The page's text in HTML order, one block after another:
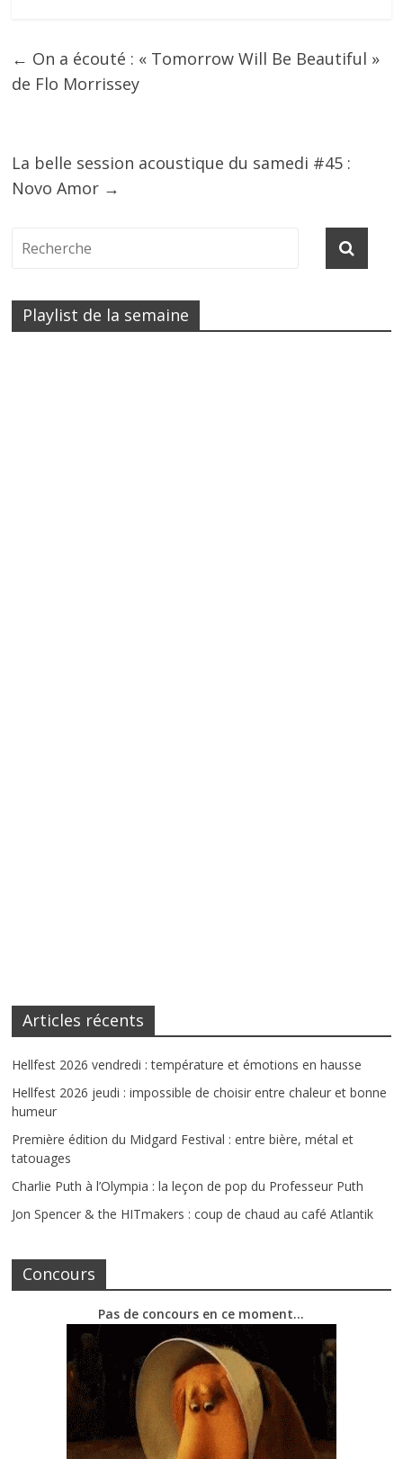
← On a écouté : « Tomorrow Will Be Beautiful »
de Flo Morrissey
La belle session acoustique du samedi #45 :
Novo Amor →
Playlist de la semaine
Articles récents
Hellfest 2026 vendredi : température et émotions en hausse
Hellfest 2026 jeudi : impossible de choisir entre chaleur et bonne
humeur
Première édition du Midgard Festival : entre bière, métal et
tatouages
Charlie Puth à l’Olympia : la leçon de pop du Professeur Puth
Jon Spencer & the HITmakers : coup de chaud au café Atlantik
Concours
Pas de concours en ce moment…